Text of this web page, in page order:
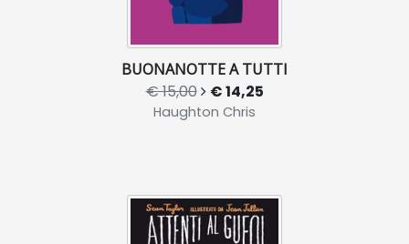
BUONANOTTE A TUTTI
€ 15,00 € 14,25
Haughton Chris